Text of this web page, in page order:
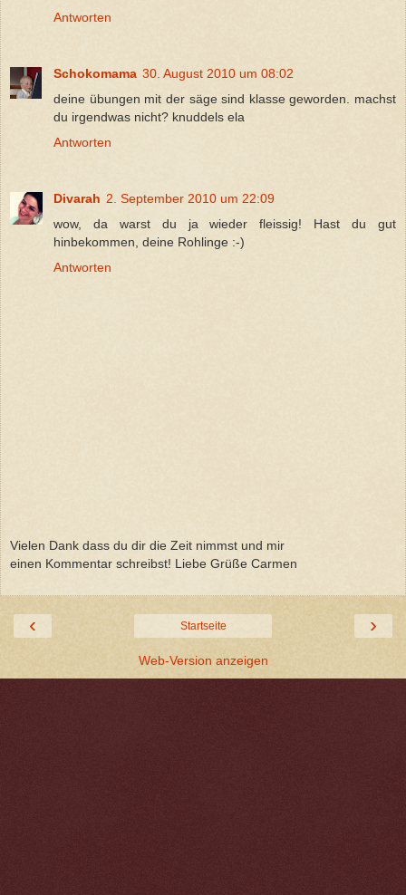
Antworten
Schokomama 30. August 2010 um 08:02
deine übungen mit der säge sind klasse geworden. machst
du irgendwas nicht? knuddels ela
Antworten
Divarah 2. September 2010 um 22:09
wow, da warst du ja wieder fleissig! Hast du gut
hinbekommen, deine Rohlinge :-)
Antworten
Vielen Dank dass du dir die Zeit nimmst und mir
einen Kommentar schreibst! Liebe Grüße Carmen
‹ ›
Startseite
Web-Version anzeigen